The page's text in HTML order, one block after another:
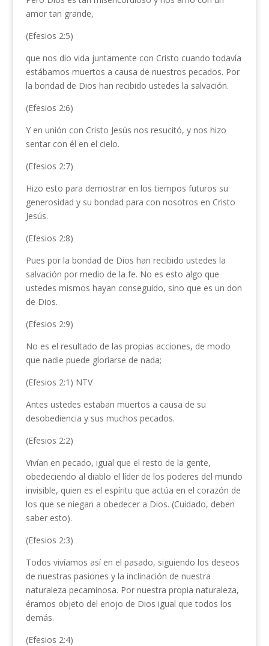
amor tan grande,
(Efesios 2:5)
que nos dio vida juntamente con Cristo cuando todavía
estábamos muertos a causa de nuestros pecados. Por
la bondad de Dios han recibido ustedes la salvación.
(Efesios 2:6)
Y en unión con Cristo Jesús nos resucitó, y nos hizo
sentar con él en el cielo.
(Efesios 2:7)
Hizo esto para demostrar en los tiempos futuros su
generosidad y su bondad para con nosotros en Cristo
Jesús.
(Efesios 2:8)
Pues por la bondad de Dios han recibido ustedes la
salvación por medio de la fe. No es esto algo que
ustedes mismos hayan conseguido, sino que es un don
de Dios.
(Efesios 2:9)
No es el resultado de las propias acciones, de modo
que nadie puede gloriarse de nada;
(Efesios 2:1) NTV
Antes ustedes estaban muertos a causa de su
desobediencia y sus muchos pecados.
(Efesios 2:2)
Vivían en pecado, igual que el resto de la gente,
obedeciendo al diablo el líder de los poderes del mundo
invisible, quien es el espíritu que actúa en el corazón de
los que se niegan a obedecer a Dios. (Cuidado, deben
saber esto).
(Efesios 2:3)
Todos vivíamos así en el pasado, siguiendo los deseos
de nuestras pasiones y la inclinación de nuestra
naturaleza pecaminosa. Por nuestra propia naturaleza,
éramos objeto del enojo de Dios igual que todos los
demás.
(Efesios 2:4)